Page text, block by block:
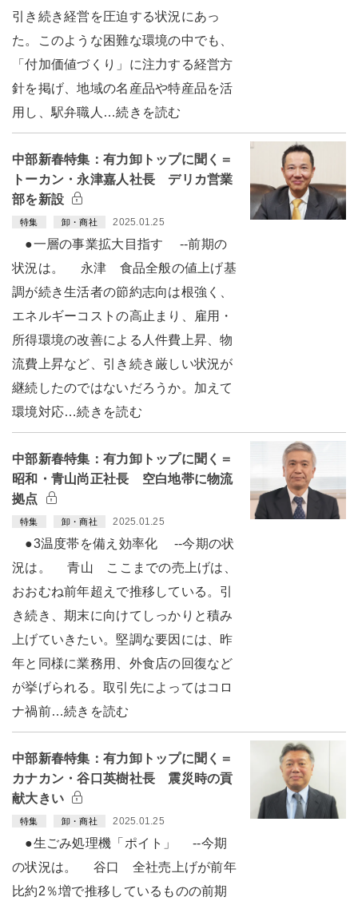
引き続き経営を圧迫する状況にあっ
た。このような困難な環境の中でも、
「付加価値づくり」に注力する経営方
針を掲げ、地域の名産品や特産品を活
用し、駅弁職人…続きを読む
中部新春特集：有力卸トップに聞く＝
トーカン・永津嘉人社長 デリカ営業
部を新設
特集 卸・商社 2025.01.25
●一層の事業拡大目指す --前期の
状況は。 永津 食品全般の値上げ基
調が続き生活者の節約志向は根強く、
エネルギーコストの高止まり、雇用・
所得環境の改善による人件費上昇、物
流費上昇など、引き続き厳しい状況が
継続したのではないだろうか。加えて
環境対応…続きを読む
中部新春特集：有力卸トップに聞く＝
昭和・青山尚正社長 空白地帯に物流
拠点
特集 卸・商社 2025.01.25
●3温度帯を備え効率化 --今期の状
況は。 青山 ここまでの売上げは、
おおむね前年超えで推移している。引
き続き、期末に向けてしっかりと積み
上げていきたい。堅調な要因には、昨
年と同様に業務用、外食店の回復など
が挙げられる。取引先によってはコロ
ナ禍前…続きを読む
中部新春特集：有力卸トップに聞く＝
カナカン・谷口英樹社長 震災時の貢
献大きい
特集 卸・商社 2025.01.25
●生ごみ処理機「ポイト」 --今期
の状況は。 谷口 全社売上げが前年
比約2％増で推移しているものの前期